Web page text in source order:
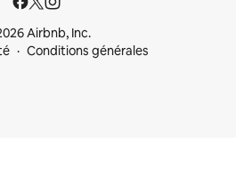
Airbnb, Inc.
Conditions générales